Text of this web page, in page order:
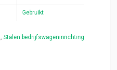
Gebruikt
, Stalen bedrijfswageninrichting